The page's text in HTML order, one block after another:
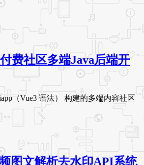
费社区多端Java后端开
（Vue3 语法） 构建的多端内容社区
图文解析去水印API系统